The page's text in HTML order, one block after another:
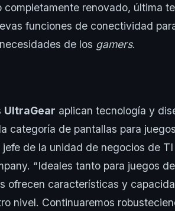
renovado, última
funciones de conectividad
de los gamers.
UltraGear aplican tecnología y
categoría de pantallas para
de la unidad de negocios de TI
“Ideales tanto para juegos
ofrecen características y
nivel. Continuaremos